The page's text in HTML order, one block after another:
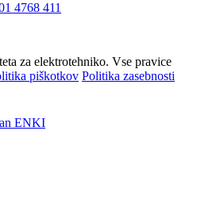
4768 411
za elektrotehniko. Vse pravice
piškotkov Politika zasebnosti
ENKI